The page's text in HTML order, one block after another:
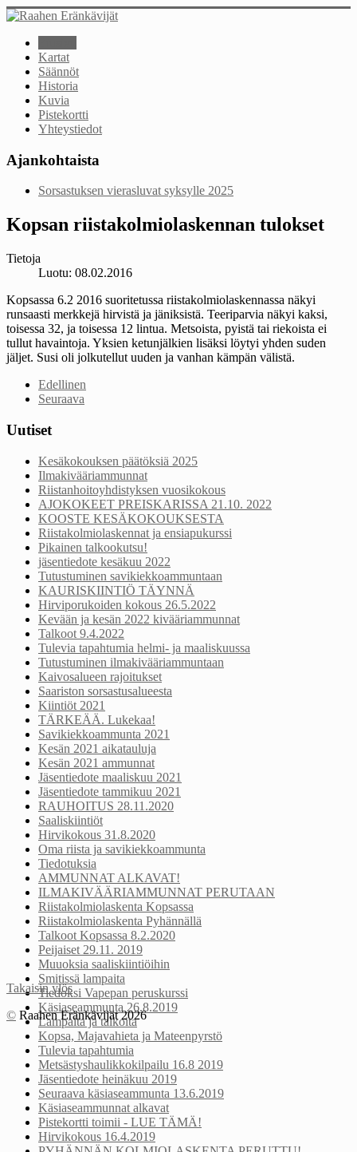
Kartat
Säännöt
Historia
Kuvia
Pistekortti
Yhteystiedot
Ajankohtaista
Sorsastuksen vierasluvat syksylle 2025
Kopsan riistakolmiolaskennan tulokset
Tietoja
Luotu: 08.02.2016
Kopsassa 6.2 2016 suoritetussa riistakolmiolaskennassa näkyi
runsaasti merkkejä hirvistä ja jäniksistä. Teeriparvia näkyi kaksi,
toisessa 32, ja toisessa 12 lintua. Metsoista, pyistä tai riekoista ei
tullut havaintoja. Yksien ketunjälkien lisäksi löytyi yhden suden
jäljet. Susi oli jolkutellut uuden ja vanhan kämpän välistä.
Edellinen
Seuraava
Uutiset
Kesäkokouksen päätöksiä 2025
Ilmakivääriammunnat
Riistanhoitoyhdistyksen vuosikokous
AJOKOKEET PREISKARISSA 21.10. 2022
KOOSTE KESÄKOKOUKSESTA
Riistakolmiolaskennat ja ensiapukurssi
Pikainen talkookutsu!
jäsentiedote kesäkuu 2022
Tutustuminen savikiekkoammuntaan
KAURISKIINTIÖ TÄYNNÄ
Hirviporukoiden kokous 26.5.2022
Kevään ja kesän 2022 kivääriammunnat
Talkoot 9.4.2022
Tulevia tapahtumia helmi- ja maaliskuussa
Tutustuminen ilmakivääriammuntaan
Kaivosalueen rajoitukset
Saariston sorsastusalueesta
Kiintiöt 2021
TÄRKEÄÄ. Lukekaa!
Savikiekkoammunta 2021
Kesän 2021 aikatauluja
Kesän 2021 ammunnat
Jäsentiedote maaliskuu 2021
Jäsentiedote tammikuu 2021
RAUHOITUS 28.11.2020
Saaliskiintiöt
Hirvikokous 31.8.2020
Oma riista ja savikiekkoammunta
Tiedotuksia
AMMUNNAT ALKAVAT!
ILMAKIVÄÄRIAMMUNNAT PERUTAAN
Riistakolmiolaskenta Kopsassa
Riistakolmiolaskenta Pyhännällä
Talkoot Kopsassa 8.2.2020
Peijaiset 29.11. 2019
Muuoksia saaliskiintiöihin
Smitissä lampaita
Tiedoksi Vapepan peruskurssi
Käsiaseammunta 26.8.2019
Lampaita ja talkoita
Kopsa, Majavahieta ja Mateenpyrstö
Tulevia tapahtumia
Metsästyshaulikkokilpailu 16.8 2019
Jäsentiedote heinäkuu 2019
Seuraava käsiaseammunta 13.6.2019
Käsiaseammunnat alkavat
Pistekortti toimii - LUE TÄMÄ!
Hirvikokous 16.4.2019
Takaisin ylös
© Raahen Eränkävijät 2026